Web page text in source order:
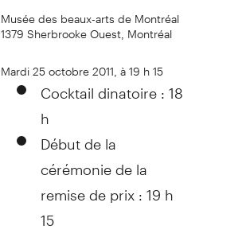
Musée des beaux-arts de Montréal
1379 Sherbrooke Ouest, Montréal
Mardi 25 octobre 2011, à 19 h 15
Cocktail dinatoire : 18
h
Début de la
cérémonie de la
remise de prix : 19 h
15